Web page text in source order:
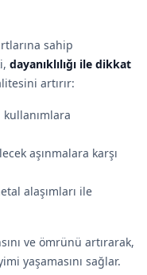
sahip
dayanıklılığı ile dikkat
artırır:
aşınmalara karşı
alaşımları ile
ve ömrünü artırarak,
yaşamasını sağlar.